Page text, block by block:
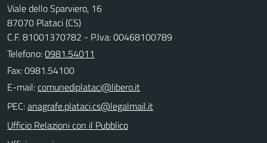
Viale dello Sparviero, 16
87070 Plataci (CS)
C.F. 81001370782 - P.Iva: 00468100789
Telefono:0981.54011
Fax: 0981.54100
E-mail:
PEC:
Ufficio Relazioni con il Pubblico